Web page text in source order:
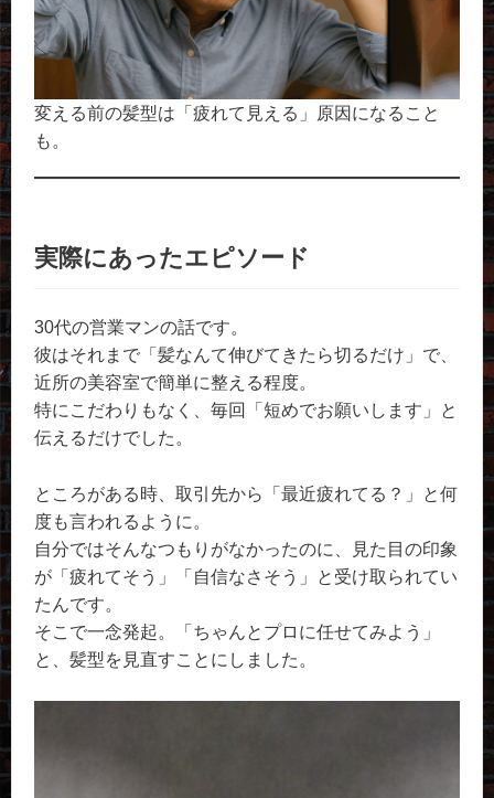
変える前の髪型は「疲れて見える」原因になること
も。
実際にあったエピソード
30代の営業マンの話です。
彼はそれまで「髪なんて伸びてきたら切るだけ」で、
近所の美容室で簡単に整える程度。
特にこだわりもなく、毎回「短めでお願いします」と
伝えるだけでした。
ところがある時、取引先から「最近疲れてる？」と何
度も言われるように。
自分ではそんなつもりがなかったのに、見た目の印象
が「疲れてそう」「自信なさそう」と受け取られてい
たんです。
そこで一念発起。「ちゃんとプロに任せてみよう」
と、髪型を見直すことにしました。